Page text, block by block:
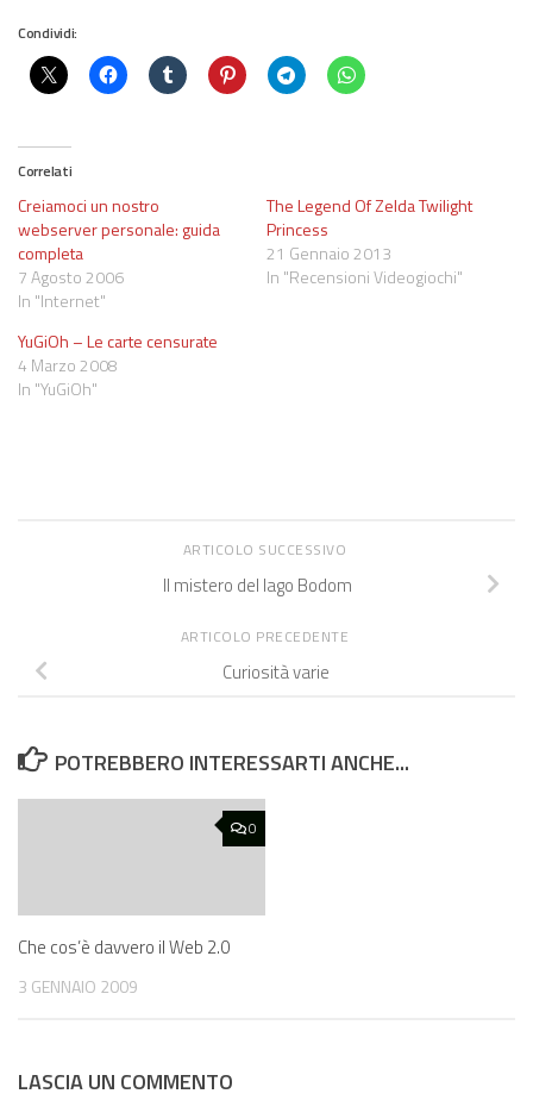
Condividi:
Correlati
Creiamoci un nostro
webserver personale: guida
completa
7 Agosto 2006
In "Internet"
The Legend Of Zelda Twilight
Princess
21 Gennaio 2013
In "Recensioni Videogiochi"
YuGiOh – Le carte censurate
4 Marzo 2008
In "YuGiOh"
ARTICOLO SUCCESSIVO
Il mistero del lago Bodom
ARTICOLO PRECEDENTE
Curiosità varie
POTREBBERO INTERESSARTI ANCHE...
0
Che cos’è davvero il Web 2.0
3 GENNAIO 2009
LASCIA UN COMMENTO